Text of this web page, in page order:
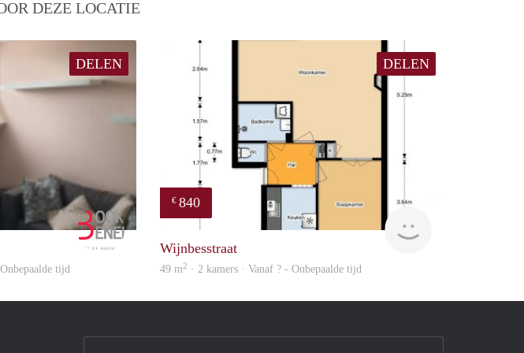
DEZE LOCATIE
DELEN
Booking Benefits
tijd
DELEN
€ 840
Wijnbesstraat
49 m2 · 2 kamers · Vanaf ? - Onbepaalde tijd